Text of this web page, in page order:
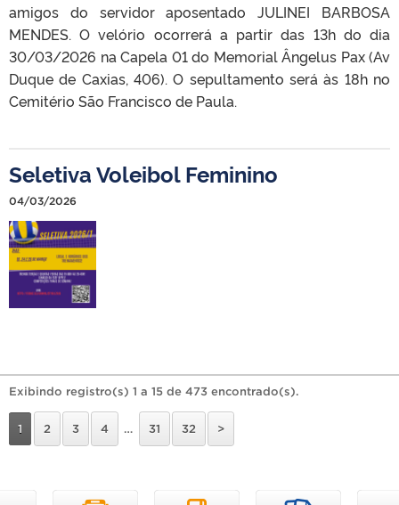
amigos do servidor aposentado JULINEI BARBOSA
MENDES. O velório ocorrerá a partir das 13h do dia
30/03/2026 na Capela 01 do Memorial Ângelus Pax (Av
Duque de Caxias, 406). O sepultamento será às 18h no
Cemitério São Francisco de Paula.
Seletiva Voleibol Feminino
04/03/2026
Exibindo registro(s) 1 a 15 de 473 encontrado(s).
1 2 3 4 … 31 32 >